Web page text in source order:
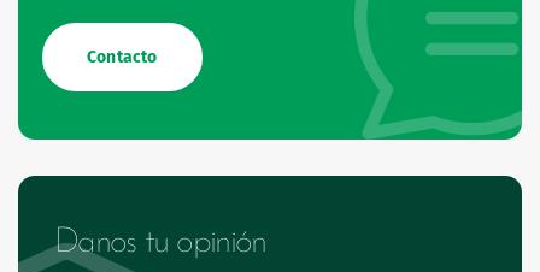
Contacto
Danos tu opinión